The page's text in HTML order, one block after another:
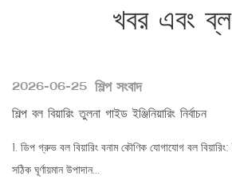
খবর এবং
2026-06-25 শিল্প সংবাদ
শিল্প বল বিয়ারিং তুলনা গাইড ইঞ্জিনিয়ারিং নির্বাচন
1. ডিপ গ্রুভ বল বিয়ারিং বনাম কৌণিক যোগাযোগ বল বিয়ারিং:
সঠিক ঘূর্ণায়মান উপাদান...